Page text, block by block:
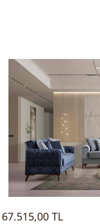
67.515,00 TL